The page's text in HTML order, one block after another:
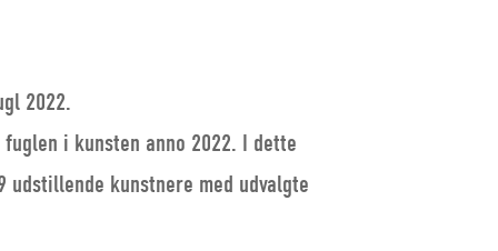
2022.
i kunsten anno 2022. I dette
kunstnere med udvalgte